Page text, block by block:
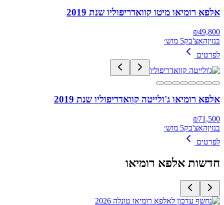
אלפא רומיאו מיטו קוואדריפוליו שנת 2019
₪49,800
בנזיןהאצ'בק5 מוש׳
לפרטים
אלפא רומיאו ג'ולייטה קוואדריפוליו שנת 2019
₪71,500
בנזיןהאצ'בק5 מוש׳
לפרטים
חדשות אלפא רומיאו